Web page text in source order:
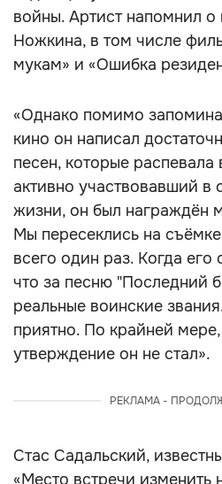
войны. Артист напомнил о
Ножкина, в том числе
мукам» и «Ошибка
«Однако помимо
кино он написал
песен, которые распевала
активно участвовавший в
жизни, он был награждён
Мы пересеклись на
всего один раз. Когда его
что за песню "Последний
реальные воинские
приятно. По крайней
утверждение он не стал».
РЕКЛАМА -
Стас Садальский,
«Место встречи изменить